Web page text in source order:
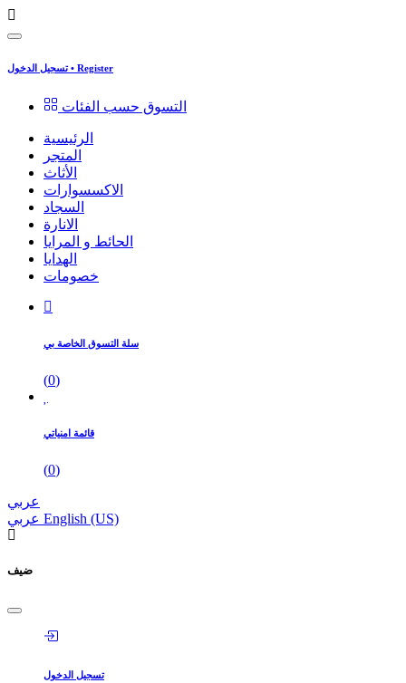
تسجيل الدخول• Register
التسوق حسب الفئات
الرئيسية
المتجر
الأثاث
الاكسسوارات
السجاد
الانارة
الحائط و المرايا
الهدايا
خصومات
سلة التسوق الخاصة بي
(0)
قائمة امنياتي
(0)
عربي
عربي English (US)
ضيف
تسجيل الدخول